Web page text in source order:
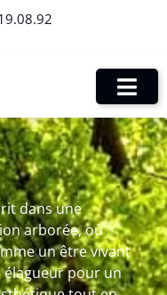
dans une
arborée, où
un être vivant
élagueur pour un